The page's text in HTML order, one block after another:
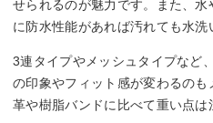
せられるのが魅力です。また、
に防水性能があれば汚れても水洗
3連タイプやメッシュタイプなど
の印象やフィット感が変わるのも
革や樹脂バンドに比べて重い点は